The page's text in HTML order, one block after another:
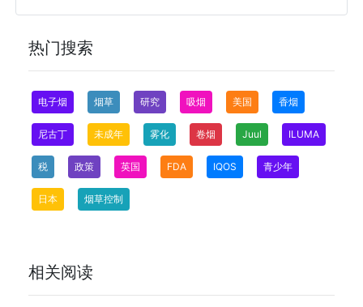
热门搜索
电子烟 烟草 研究 吸烟 美国 香烟
尼古丁 未成年 雾化 卷烟 Juul ILUMA
税 政策 英国 FDA IQOS 青少年
日本 烟草控制
相关阅读